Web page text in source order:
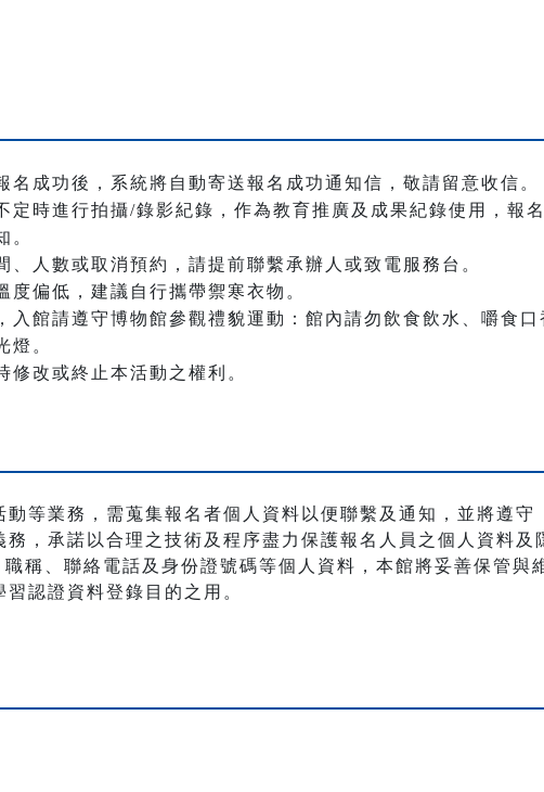
名成功後，系統將自動寄送報名成功通知信，敬請留意收信。
定時進行拍攝/錄影紀錄，作為教育推廣及成果紀錄使用，報
。
、人數或取消預約，請提前聯繫承辦人或致電服務台。
度偏低，建議自行攜帶禦寒衣物。
入館請遵守博物館參觀禮貌運動：館內請勿飲食飲水、嚼食
燈。
修改或終止本活動之權利。
動等業務，需蒐集報名者個人資料以便聯繫及通知，並將遵
務，承諾以合理之技術及程序盡力保護報名人員之個人資料
稱、聯絡電話及身份證號碼等個人資料，本館將妥善保管與
認證資料登錄目的之用。